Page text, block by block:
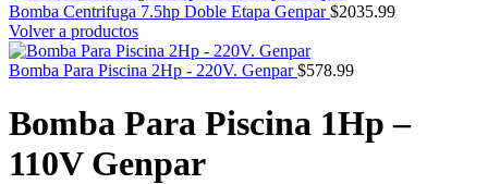
Bomba Centrifuga 7.5hp Doble Etapa Genpar$2035.99
Volver a productos
Bomba Para Piscina 2Hp - 220V. Genpar$578.99
Bomba Para Piscina 1Hp –
110V Genpar